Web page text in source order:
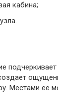
кабина;
Местами ее